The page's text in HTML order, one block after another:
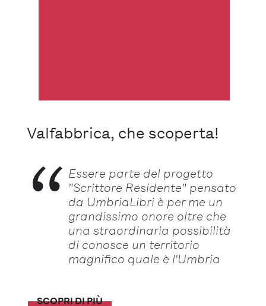
Valfabbrica, che scoperta!
Essere parte del progetto
"Scrittore Residente" pensato
da UmbriaLibri è per me un
grandissimo onore oltre che
una straordinaria possibilità
di conosce un territorio
magnifico quale è l'Umbria
SCOPRI DI PIÙ